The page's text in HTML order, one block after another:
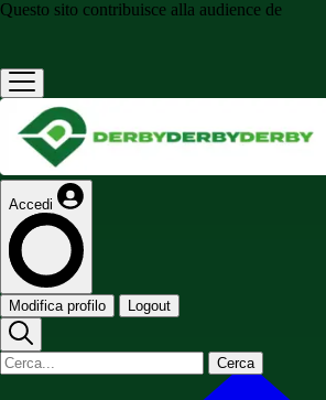
Questo sito contribuisce alla audience de
Accedi
Modifica profilo Logout
Cerca